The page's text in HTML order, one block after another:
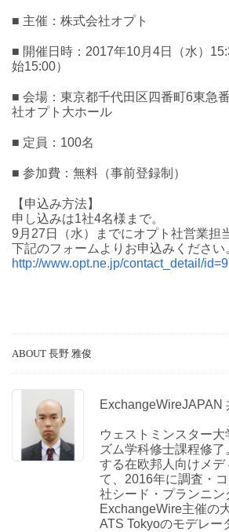
■ 主催：株式会社オプト
■ 開催日時：2017年10月4日（水）
始15:00）
■ 会場：東京都千代田区四番町6東急
社オプト大ホール
■ 定員：100名
■ 参加費：無料（事前登録制）
【申込み方法】
申し込みは1社4名様まで。
9月27日（水）までにオプト社営業担
下記のフォームよりお申込みください
http://www.opt.ne.jp/contact_detail/id=9
ABOUT 長野 雅俊
ExchangeWireJAPAN
ウェストミンスター大
ズム学科修士課程修
する在欧邦人向けメ
て、2016年に調査・
社シード・プランニン
ExchangeWire主催の
ATS Tokyoのモデレー